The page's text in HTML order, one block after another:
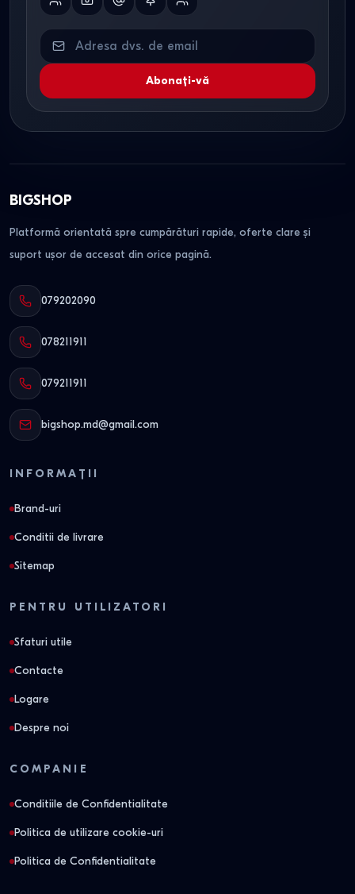
Abonați-vă
BIGSHOP
Platformă orientată spre cumpărături rapide, oferte clare și
suport ușor de accesat din orice pagină.
079202090
078211911
079211911
bigshop.md@gmail.com
INFORMAȚII
Brand-uri
Conditii de livrare
Sitemap
PENTRU UTILIZATORI
Sfaturi utile
Contacte
Logare
Despre noi
COMPANIE
Conditiile de Confidentialitate
Politica de utilizare cookie-uri
Politica de Confidentialitate